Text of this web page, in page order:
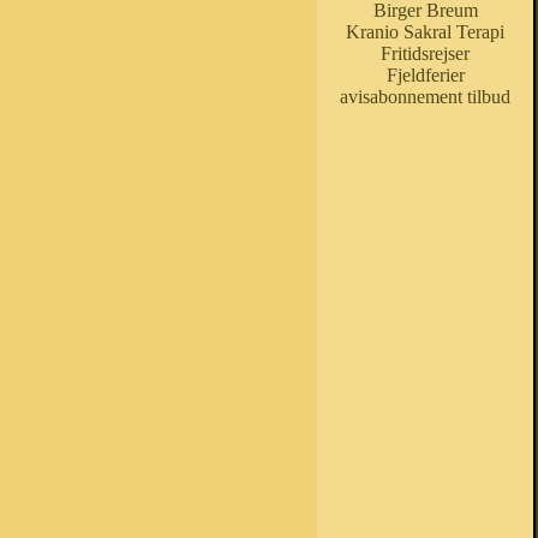
Birger Breum
Kranio Sakral Terapi
Fritidsrejser
Fjeldferier
avisabonnement tilbud